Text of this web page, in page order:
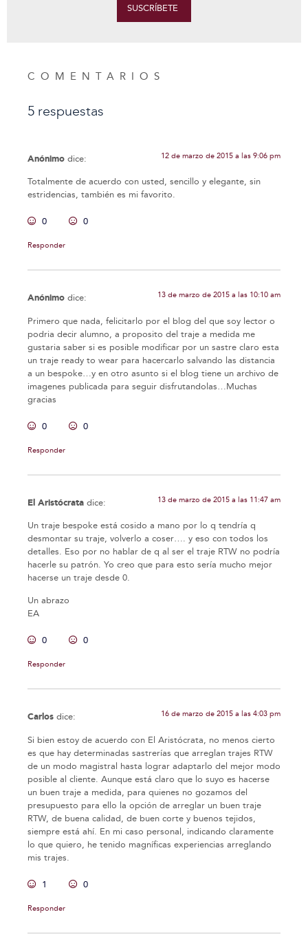
SUSCRÍBETE
COMENTARIOS
5 respuestas
Anónimo dice: 12 de marzo de 2015 a las 9:06 pm
Totalmente de acuerdo con usted, sencillo y elegante, sin
estridencias, también es mi favorito.
0 0
Responder
Anónimo dice: 13 de marzo de 2015 a las 10:10 am
Primero que nada, felicitarlo por el blog del que soy lector o
podria decir alumno, a proposito del traje a medida me
gustaria saber si es posible modificar por un sastre claro esta
un traje ready to wear para hacercarlo salvando las distancia
a un bespoke…y en otro asunto si el blog tiene un archivo de
imagenes publicada para seguir disfrutandolas…Muchas
gracias
0 0
Responder
El Aristócrata dice: 13 de marzo de 2015 a las 11:47 am
Un traje bespoke está cosido a mano por lo q tendría q
desmontar su traje, volverlo a coser…. y eso con todos los
detalles. Eso por no hablar de q al ser el traje RTW no podría
hacerle su patrón. Yo creo que para esto sería mucho mejor
hacerse un traje desde 0.
Un abrazo
EA
0 0
Responder
Carlos dice: 16 de marzo de 2015 a las 4:03 pm
Si bien estoy de acuerdo con El Aristócrata, no menos cierto
es que hay determinadas sastrerías que arreglan trajes RTW
de un modo magistral hasta lograr adaptarlo del mejor modo
posible al cliente. Aunque está claro que lo suyo es hacerse
un buen traje a medida, para quienes no gozamos del
presupuesto para ello la opción de arreglar un buen traje
RTW, de buena calidad, de buen corte y buenos tejidos,
siempre está ahí. En mi caso personal, indicando claramente
lo que quiero, he tenido magníficas experiencias arreglando
mis trajes.
1 0
Responder